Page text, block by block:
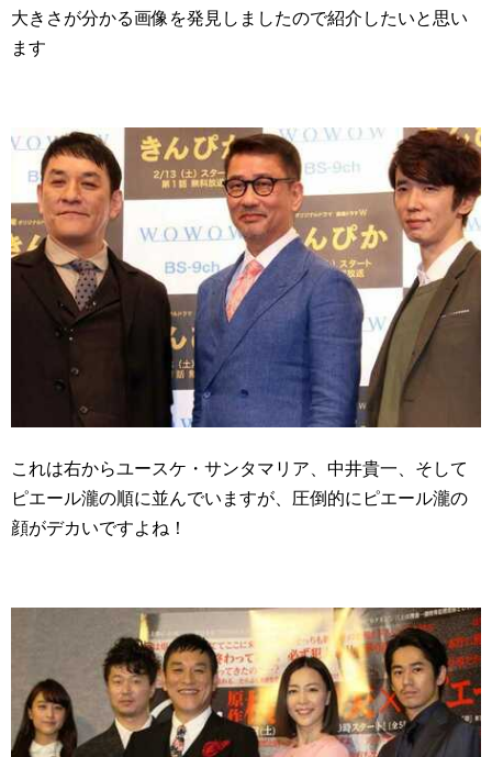
大きさが分かる画像を発見しましたので紹介したいと思い
ます
これは右からユースケ・サンタマリア、中井貴一、そして
ピエール瀧の順に並んでいますが、圧倒的にピエール瀧の
顔がデカいですよね！